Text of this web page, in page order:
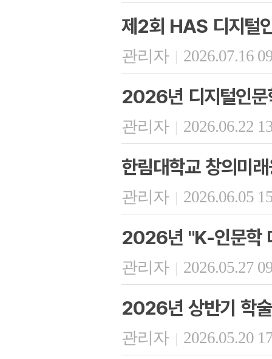
제2회 HAS 디지털
관리자 | 2026.07.16
2026년 디지털인문
관리자 | 2026.06.22
한림대학교 창의미
관리자 | 2026.06.05
2026년 "K-인문학
관리자 | 2026.05.27
2026년 상반기 학
관리자 | 2026.05.20